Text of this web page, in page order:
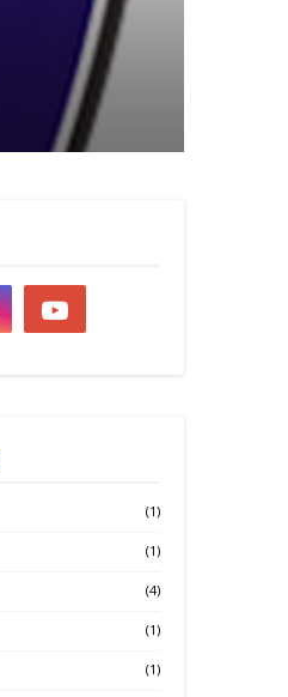
(1)
(1)
(4)
(1)
(1)